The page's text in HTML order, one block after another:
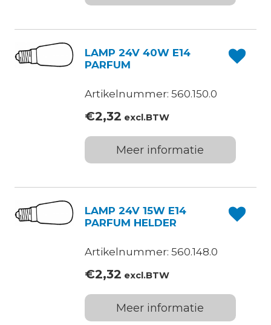
LAMP 24V 40W E14
PARFUM
Artikelnummer: 560.150.0
€2,32 excl.BTW
Meer informatie
LAMP 24V 15W E14
PARFUM HELDER
Artikelnummer: 560.148.0
€2,32 excl.BTW
Meer informatie